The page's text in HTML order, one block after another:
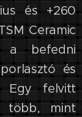
és +260
Ceramic
a befedni
és
Egy felvitt
több, mint